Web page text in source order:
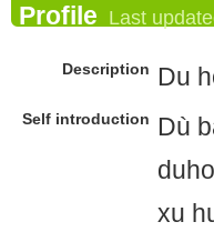
Profile Last
Description Du
Self introduction
Dù
xu